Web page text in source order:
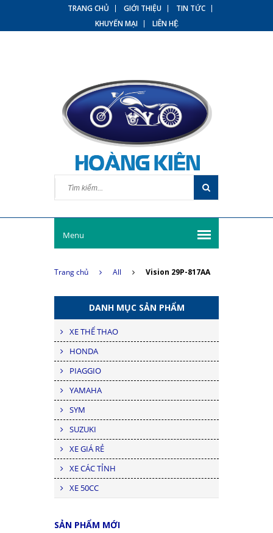
TRANG CHỦ GIỚI THIỆU
TIN TỨC
KHUYẾN MẠI
LIÊN HỆ
Menu
Trang chủ All Vision 29P-817AA
DANH MỤC SẢN PHẨM
XE THỂ THAO
HONDA
PIAGGIO
YAMAHA
SYM
SUZUKI
XE GIÁ RẺ
XE CÁC TỈNH
XE 50CC
SẢN PHẨM MỚI